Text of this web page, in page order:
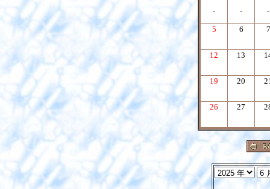
- - -
5 6 7
12 13
19 20
26 27